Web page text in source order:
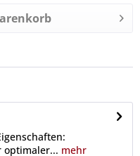
optimaler... mehr